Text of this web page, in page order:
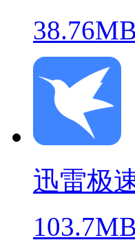
38.76MB
迅雷极
103.7MB